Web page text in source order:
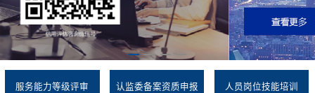
服务能力等级评审 认监委备案资质申报 人员岗位技能培训